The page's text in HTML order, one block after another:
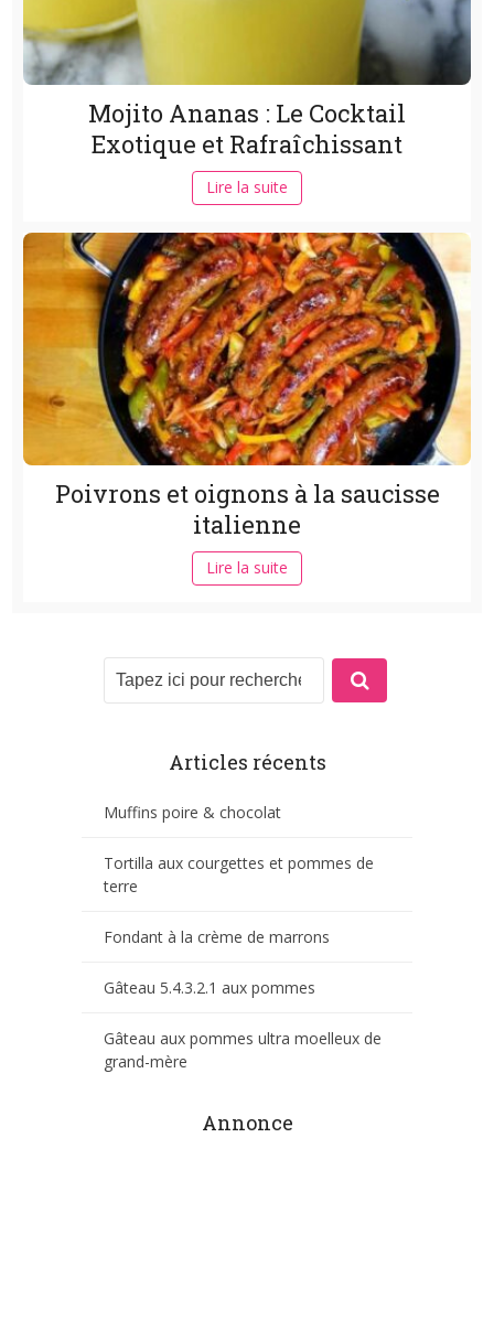
Mojito Ananas : Le Cocktail
Exotique et Rafraîchissant
Lire la suite
Poivrons et oignons à la saucisse
italienne
Lire la suite
Articles récents
Muffins poire & chocolat
Tortilla aux courgettes et pommes de
terre
Fondant à la crème de marrons
Gâteau 5.4.3.2.1 aux pommes
Gâteau aux pommes ultra moelleux de
grand-mère
Annonce